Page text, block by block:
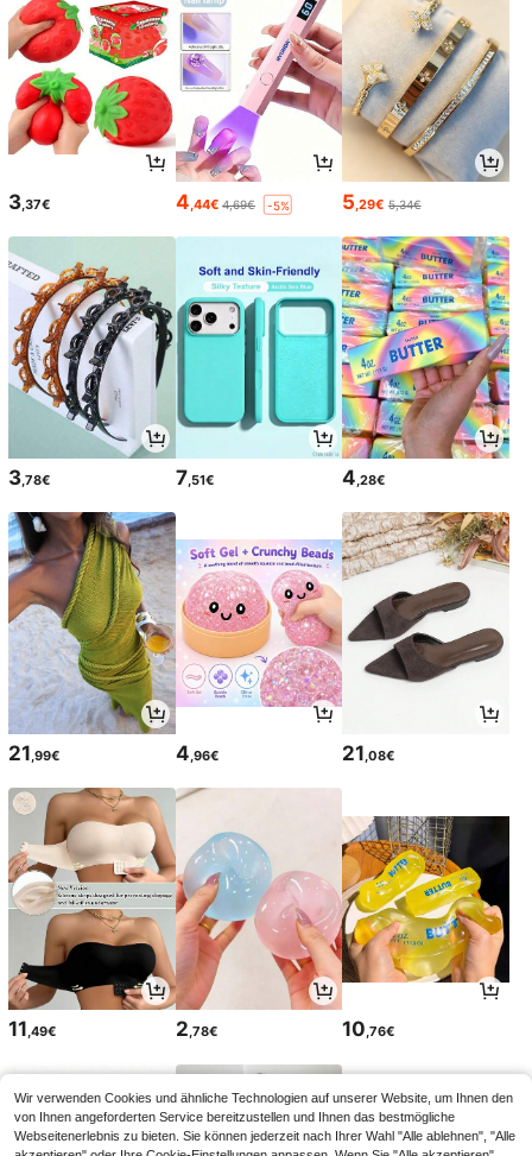
3 ,37€ 4 ,44€ 4,69€ -5% 5 ,29€ 5,34€
3,78€ 7,51€ 4,28€
21,99€ 4,96€ 21,08€
11,49€ 2,78€ 10,76€
Wir verwenden Cookies und ähnliche Technologien auf unserer Website, um Ihnen den
von Ihnen angeforderten Service bereitzustellen und Ihnen das bestmögliche
Webseitenerlebnis zu bieten. Sie können jederzeit nach Ihrer Wahl "Alle ablehnen", "Alle